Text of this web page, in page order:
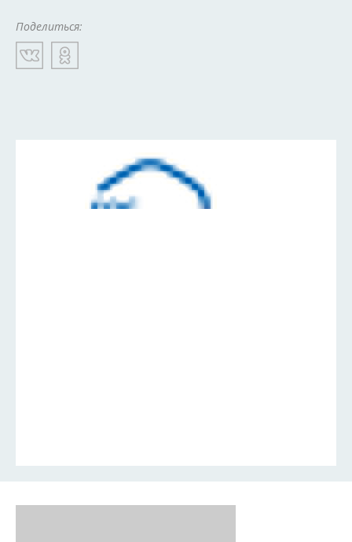
Поделиться: